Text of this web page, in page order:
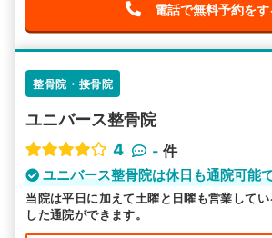
電話で無料予約をす
整骨院・接骨院
ユニバース整骨院
4
- 件
ユニバース整骨院は休日も通院可能
当院は平日に加えて土曜と日曜も営業して
した通院ができます。